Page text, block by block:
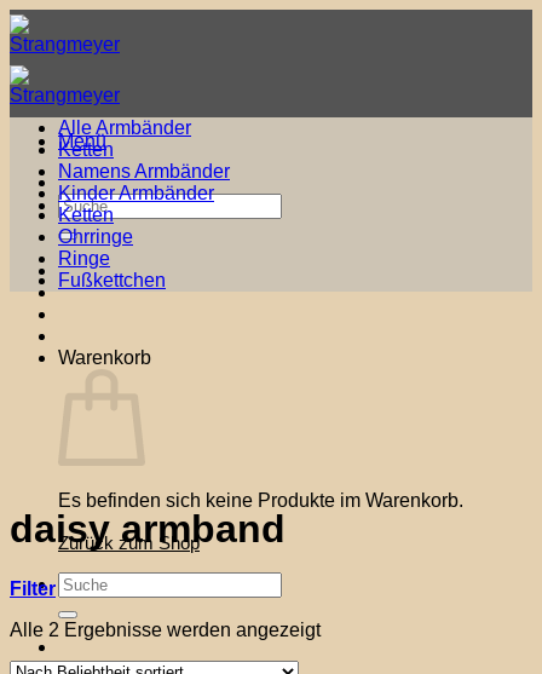
Zum
Inhalt
springen
Menü
Suche
nach:
Warenkorb
Es befinden sich keine Produkte im Warenkorb.
Zurück zum Shop
Suche
nach:
Alle Armbänder
Ketten
Namens Armbänder
Kinder Armbänder
Ketten
Ohrringe
Ringe
Fußkettchen
daisy armband
Filter
Alle 2 Ergebnisse werden angezeigtNach